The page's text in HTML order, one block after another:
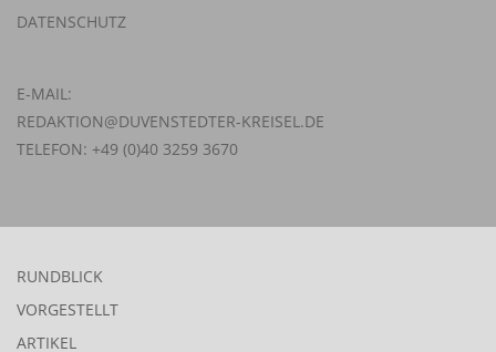
DATENSCHUTZ
E-MAIL:
REDAKTION@DUVENSTEDTER-KREISEL.DE
TELEFON: +49 (0)40 3259 3670
RUNDBLICK
VORGESTELLT
ARTIKEL